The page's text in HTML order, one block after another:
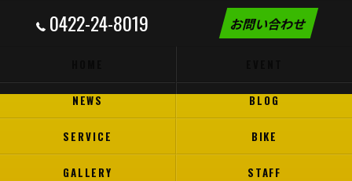
0422-24-8019 お問い合わせ
NEWS BLOG
SERVICE BIKE
GALLERY STAFF